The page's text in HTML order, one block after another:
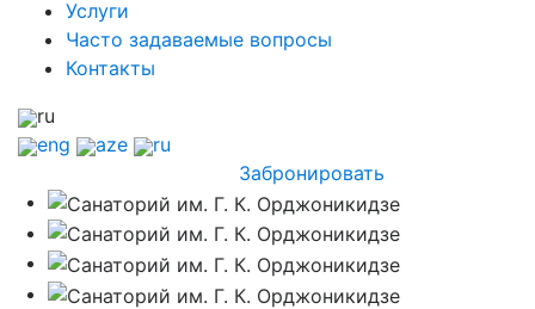
Услуги
Часто задаваемые вопросы
Контакты
ru
eng
aze
ru
Забронировать